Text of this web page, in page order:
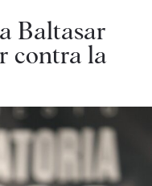
Baltasar
contra la